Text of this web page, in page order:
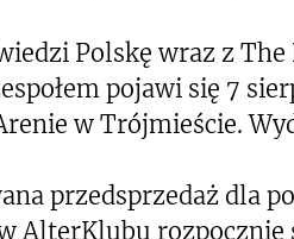
Polskę wraz z
pojawi się 7
w Trójmieście.
przedsprzedaż dla
AlterKlubu rozpocznie